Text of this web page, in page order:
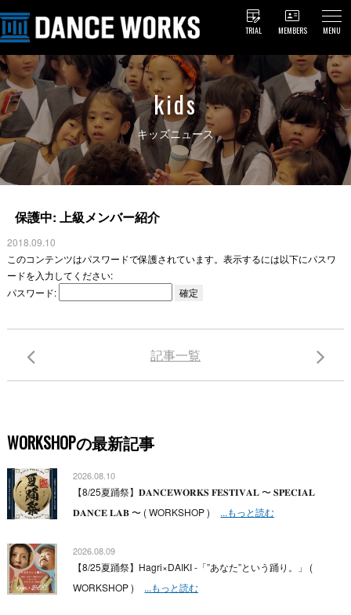
TRIAL MEMBERS MENU
kids
キッズニュース
保護中: 上級メンバー紹介
2018.09.10
このコンテンツはパスワードで保護されています。表示するには以下にパスワ
ードを入力してください:
パスワード:
記事一覧
WORKSHOPの最新記事
2026.08.10
【8/25夏踊祭】𝐃𝐀𝐍𝐂𝐄𝐖𝐎𝐑𝐊𝐒 𝐅𝐄𝐒𝐓𝐈𝐕𝐀𝐋 〜 𝐒𝐏𝐄𝐂𝐈𝐀𝐋
𝐃𝐀𝐍𝐂𝐄 𝐋𝐀𝐁 〜 ( WORKSHOP )
...もっと読む
2026.08.09
【8/25夏踊祭】Hagri×DAIKI -「”あなた”という踊り。」 (
WORKSHOP )
...もっと読む